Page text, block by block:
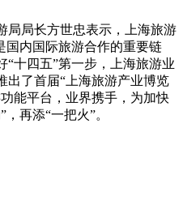
局局长方世忠表示，上海旅游
国内国际旅游合作的重要链
十四五”第一步，上海旅游业
出了首届“上海旅游产业博览
能平台，业界携手，为加快
再添“一把火”。